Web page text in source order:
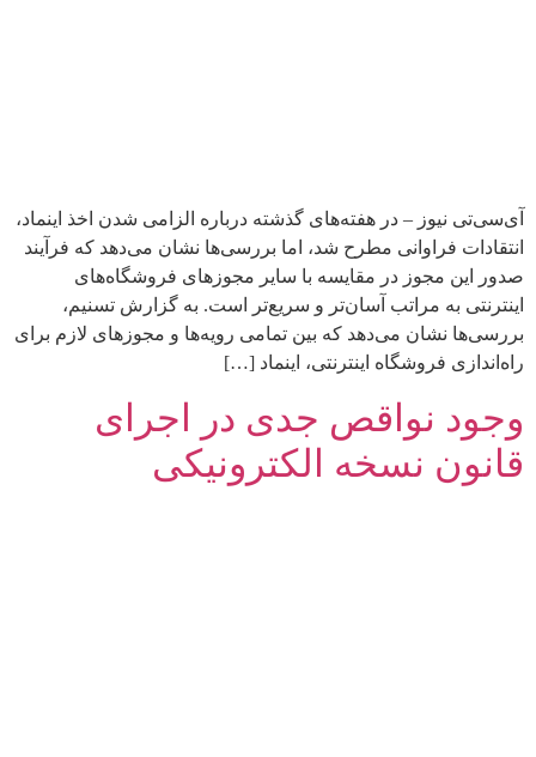
آی‌سی‌تی نیوز – در هفته‌های گذشته درباره الزامی شدن اخذ اینماد،
انتقادات فراوانی مطرح شد، اما بررسی‌ها نشان می‌دهد که فرآیند
صدور این مجوز در مقایسه با سایر مجوزهای فروشگاه‌های
اینترنتی به مراتب آسان‌تر و سریع‌تر است. به گزارش تسنیم،
بررسی‌ها نشان می‌دهد که بین تمامی رویه‌ها و مجوزهای لازم برای
راه‌اندازی فروشگاه اینترنتی، اینماد […]
وجود نواقص جدی در اجرای
قانون نسخه الکترونیکی